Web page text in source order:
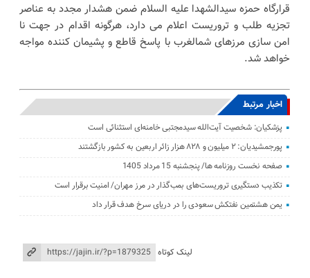
قرارگاه حمزه سیدالشهدا علیه السلام ضمن هشدار مجدد به عناصر
تجزیه طلب و تروریست اعلام می دارد، هرگونه اقدام در جهت نا
امن سازی مرزهای شمالغرب با پاسخ قاطع و پشیمان کننده مواجه
خواهد شد.
اخبار مرتبط
پزشکیان: شخصیت آیت‌الله سیدمجتبی خامنه‌ای استثنائی است
پورجمشیدیان: ۲ میلیون و ۸۲۸ هزار زائر اربعین به کشور بازگشتند
صفحه نخست روزنامه ها/ پنجشنبه 15 مرداد 1405
تکذیب دستگیری تروریست‌های بمب‌گذار در مرز مهران/ امنیت برقرار است
یمن هشتمین نفتکش سعودی را در دریای سرخ هدف قرار داد
لینک کوتاه